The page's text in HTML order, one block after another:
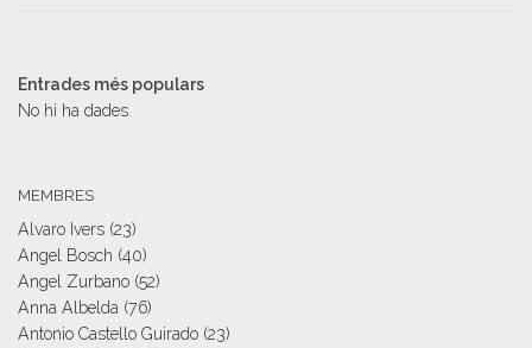
Entrades més populars
No hi ha dades.
MEMBRES
Alvaro Ivers (23)
Angel Bosch (40)
Angel Zurbano (52)
Anna Albelda (76)
Antonio Castello Guirado (23)